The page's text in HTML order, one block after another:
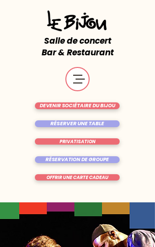
Salle de concert
Bar & Restaurant
RÉSERVER UNE TABLE
OFFRIR UNE CARTE CADEAU
DEVENIR SOCIÉTAIRE DU BIJOU
RÉSERVATION DE GROUPE
PRIVATISATION